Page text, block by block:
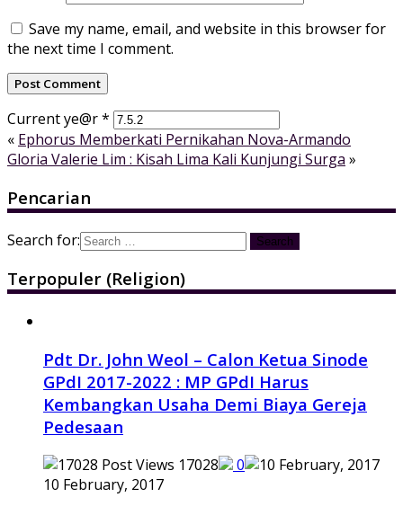
Save my name, email, and website in this browser for
the next time I comment.
Current ye@r*
« Ephorus Memberkati Pernikahan Nova-Armando
Gloria Valerie Lim : Kisah Lima Kali Kunjungi Surga »
Pencarian
Search for:
Terpopuler (Religion)
Pdt Dr. John Weol – Calon Ketua Sinode
GPdI 2017-2022 : MP GPdI Harus
Kembangkan Usaha Demi Biaya Gereja
Pedesaan
17028
0
10 February, 2017